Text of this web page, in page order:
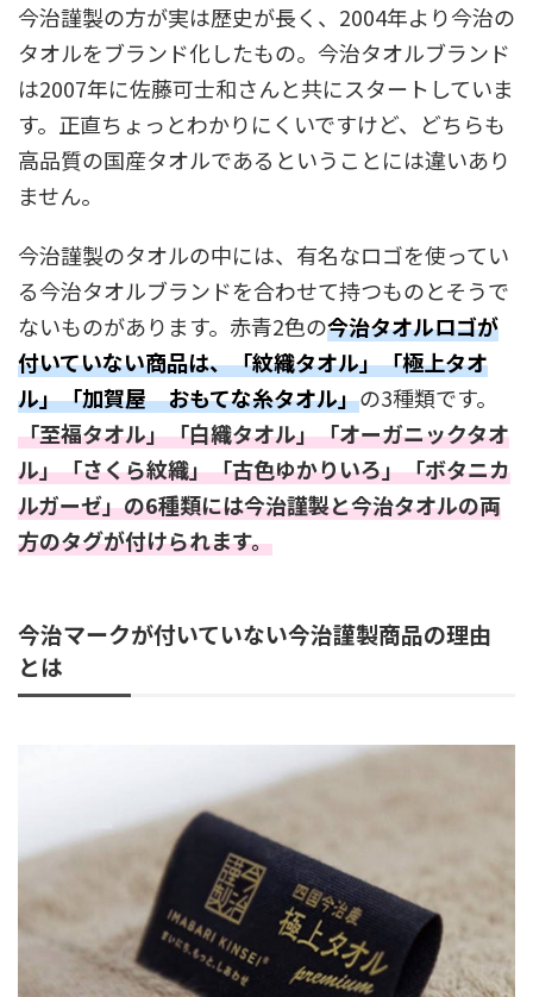
今治謹製の方が実は歴史が長く、2004年より今治の
タオルをブランド化したもの。今治タオルブランド
は2007年に佐藤可士和さんと共にスタートしていま
す。正直ちょっとわかりにくいですけど、どちらも
高品質の国産タオルであるということには違いあり
ません。
今治謹製のタオルの中には、有名なロゴを使ってい
る今治タオルブランドを合わせて持つものとそうで
ないものがあります。赤青2色の今治タオルロゴが
付いていない商品は、「紋織タオル」「極上タオ
ル」「加賀屋 おもてな糸タオル」の3種類です。
「至福タオル」「白織タオル」「オーガニックタオ
ル」「さくら紋織」「古色ゆかりいろ」「ボタニカ
ルガーゼ」の6種類には今治謹製と今治タオルの両
方のタグが付けられます。
今治マークが付いていない今治謹製商品の理由
とは